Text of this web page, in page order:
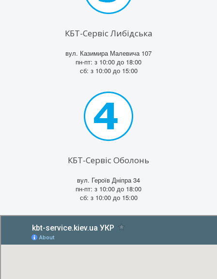
КБТ-Сервіс Либідська
вул. Казимира Малевича 107
пн-пт: з 10:00 до 18:00
сб: з 10:00 до 15:00
КБТ-Сервіс Оболонь
вул. Героїв Дніпра 34
пн-пт: з 10:00 до 18:00
сб: з 10:00 до 15:00